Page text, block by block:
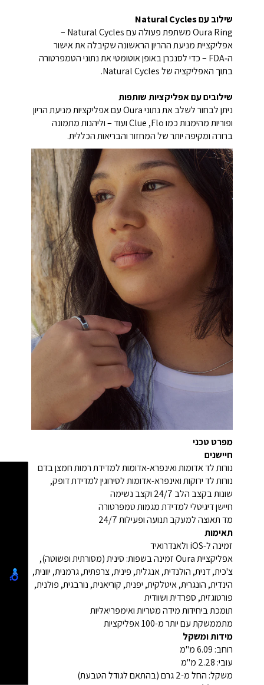
שילוב עם Natural Cycles
Oura Ring משתפת פעולה עם Natural Cycles –
אפליקציית מניעת ההריון הראשונה שקיבלה את אישור
ה‑FDA – כדי לסנכרן באופן אוטומטי את נתוני הטמפרטורה
בתוך האפליקציה של Natural Cycles.
שילובים עם אפליקציות שותפות
ניתן לבחור לשלב את נתוני Oura עם אפליקציות מניעת הריון
ופוריות מהימנות כמו Flo,‏ Clue ועוד – וליהנות מתמונה
ברורה ומקיפה יותר של המחזור והבריאות הכללית.
מפרט טכני
חיישנים
נורות לד אדומות ואינפרא-אדומות למדידת רמות חמצן בדם
נורות לד ירוקות ואינפרא-אדומות לסירוגין למדידת דופק,
שונות בקצב הלב 24/7 וקצב נשימה
חיישן דיגיטלי למדידת מגמות טמפרטורה
מד תאוצה למעקב תנועה ופעילות 24/7
תאימות
זמינה ל-iOS ולאנדרואיד
אפליקציית Oura זמינה בשפות: סינית (מסורתית ופשוטה),
צ'כית, דנית, הולנדית, אנגלית, פינית, צרפתית, גרמנית, יוונית,
הינדית, הונגרית, איטלקית, יפנית, קוריאנית, נורבגית, פולנית,
פורטוגזית, ספרדית ושוודית
תומכת ביחידות מידה מטריות ואימפריאליות
מתממשקת עם יותר מ-100 אפליקציות
מידות ומשקל
רוחב: 6.09 מ"מ
עובי: 2.28 מ"מ
משקל: החל מ-2 גרם (בהתאם לגודל הטבעת)